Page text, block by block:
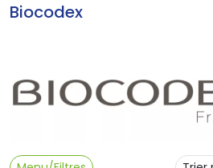
Biocodex